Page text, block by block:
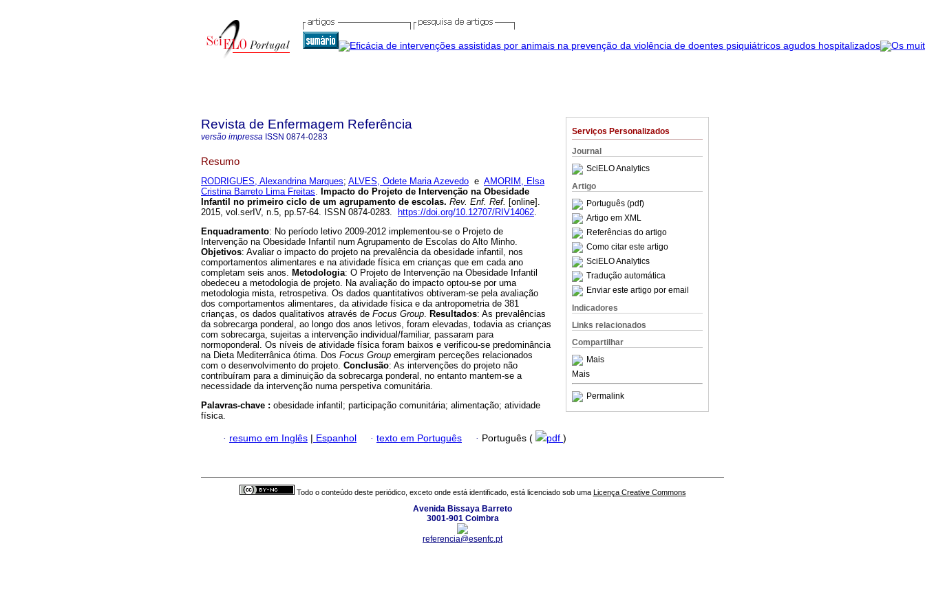
Serviços Personalizados
Journal
SciELO Analytics
Artigo
Português (pdf)
Artigo em XML
Referências do artigo
Como citar este artigo
SciELO Analytics
Tradução automática
Enviar este artigo por email
Indicadores
Links relacionados
Compartilhar
Mais
Mais
Permalink
Revista de Enfermagem Referência
versão impressa ISSN 0874-0283
Resumo
RODRIGUES, Alexandrina Marques; ALVES, Odete Maria Azevedo e AMORIM, Elsa
Cristina Barreto Lima Freitas. Impacto do Projeto de Intervenção na Obesidade
Infantil no primeiro ciclo de um agrupamento de escolas. Rev. Enf. Ref. [online].
2015, vol.serIV, n.5, pp.57-64. ISSN 0874-0283.
https://doi.org/10.12707/RIV14062.
Enquadramento: No período letivo 2009-2012 implementou-se o Projeto de
Intervenção na Obesidade Infantil num Agrupamento de Escolas do Alto Minho.
Objetivos: Avaliar o impacto do projeto na prevalência da obesidade infantil, nos
comportamentos alimentares e na atividade física em crianças que em cada ano
completam seis anos. Metodologia: O Projeto de Intervenção na Obesidade Infantil
obedeceu a metodologia de projeto. Na avaliação do impacto optou-se por uma
metodologia mista, retrospetiva. Os dados quantitativos obtiveram-se pela avaliação
dos comportamentos alimentares, da atividade física e da antropometria de 381
crianças, os dados qualitativos através de Focus Group. Resultados: As prevalências
da sobrecarga ponderal, ao longo dos anos letivos, foram elevadas, todavia as crianças
com sobrecarga, sujeitas a intervenção individual/familiar, passaram para
normoponderal. Os níveis de atividade física foram baixos e verificou-se predominância
na Dieta Mediterrânica ótima. Dos Focus Group emergiram perceções relacionados
com o desenvolvimento do projeto. Conclusão: As intervenções do projeto não
contribuíram para a diminuição da sobrecarga ponderal, no entanto mantem-se a
necessidade da intervenção numa perspetiva comunitária.
Palavras-chave : obesidade infantil; participação comunitária; alimentação; atividade
física.
· resumo em Inglês | Espanhol · texto em Português · Português ( pdf )
Todo o conteúdo deste periódico, exceto onde está identificado, está licenciado sob uma Licença Creative Commons
Avenida Bissaya Barreto
3001-901 Coimbra
referencia@esenfc.pt